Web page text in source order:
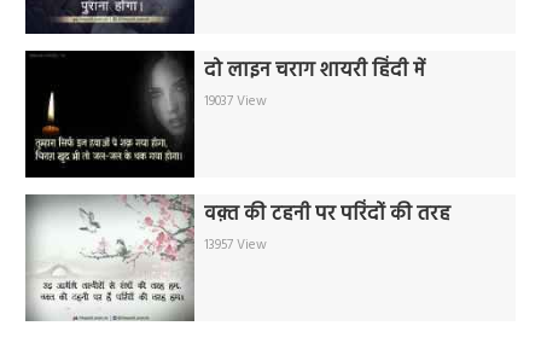
दो लाइन चराग शायरी हिंदी में
19037 View
वक़्त की टहनी पर परिंदों की तरह
13957 View